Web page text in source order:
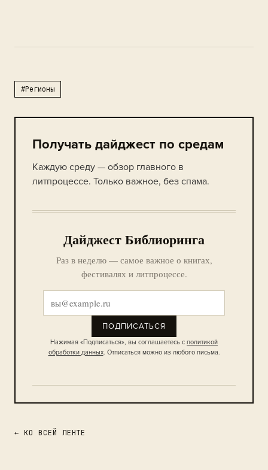
#Регионы
Получать дайджест по средам
Каждую среду — обзор главного в
литпроцессе. Только важное, без спама.
Дайджест Библиоринга
Раз в неделю — самое важное о книгах,
фестивалях и литпроцессе.
ПОДПИСАТЬСЯ
Нажимая «Подписаться», вы соглашаетесь с политикой
обработки данных. Отписаться можно из любого письма.
← КО ВСЕЙ ЛЕНТЕ